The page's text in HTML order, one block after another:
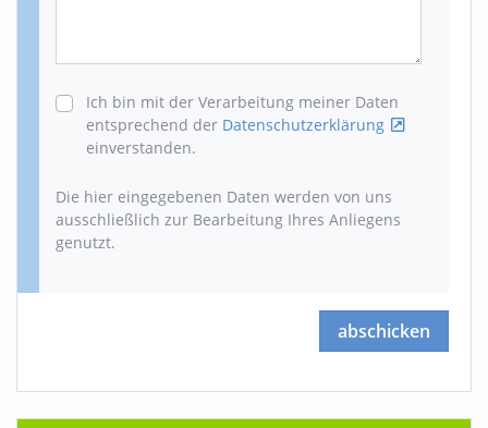
Ich bin mit der Verarbeitung meiner Daten
entsprechend der Datenschutzerklärung
einverstanden.
Die hier eingegebenen Daten werden von uns
ausschließlich zur Bearbeitung Ihres Anliegens
genutzt.
abschicken